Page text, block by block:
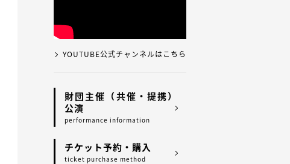
YOUTUBE公式チャンネルはこちら
財団主催（共催・提携）
公演
performance information
チケット予約・購入
ticket purchase method